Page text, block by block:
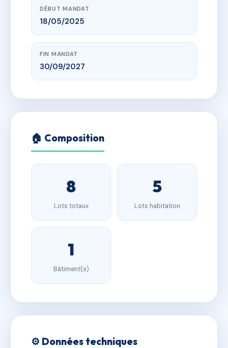
DÉBUT MANDAT
18/05/2025
FIN MANDAT
30/09/2027
🏠 Composition
8
Lots totaux
5
Lots habitation
1
Bâtiment(s)
⚙️ Données techniques